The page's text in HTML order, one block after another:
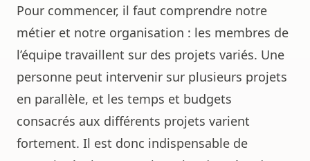
Pour commencer, il faut comprendre notre
métier et notre organisation : les membres de
l’équipe travaillent sur des projets variés. Une
personne peut intervenir sur plusieurs projets
en parallèle, et les temps et budgets
consacrés aux différents projets varient
fortement. Il est donc indispensable de